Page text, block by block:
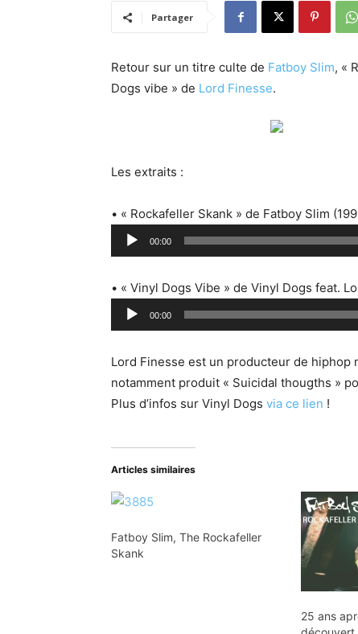
Partager
Retour sur un titre culte de Fatboy Slim, «
Dogs vibe » de Lord Finesse.
Les extraits :
• « Rockafeller Skank » de Fatboy Slim
e
t
r
a
u
o
00:00
• « Vinyl Dogs Vibe » de Vinyl Dogs feat.
e
t
e
u
u
d
o
00:00
Lord Finesse est un producteur de
notamment produit « Suicidal thougths »
Plus d’infos sur Vinyl Dogs via ce lien !
Articles similaires
Fatboy Slim, The Rockafeller
Skank
25 ans